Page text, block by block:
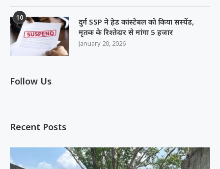
10
दुर्ग SSP ने हेड कांस्टेबल को किया सस्पेंड,
मृतक के रिश्तेदार से मांगा 5 हजार
January 20, 2026
Follow Us
Recent Posts